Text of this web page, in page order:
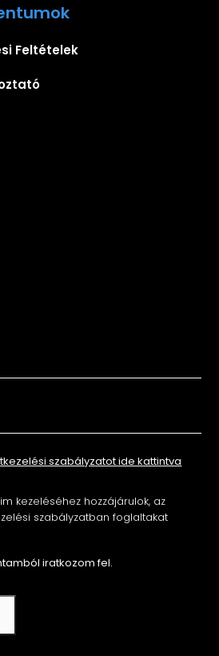
Feltételek
szabályzatot ide kattintva
kezeléséhez hozzájárulok, az
foglaltakat
iratkozom fel.